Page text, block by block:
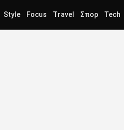
Style Focus Travel Σπορ Tech